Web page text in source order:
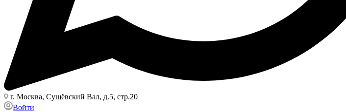
г. Москва, Сущёвский Вал, д.5, стр.20
Войти